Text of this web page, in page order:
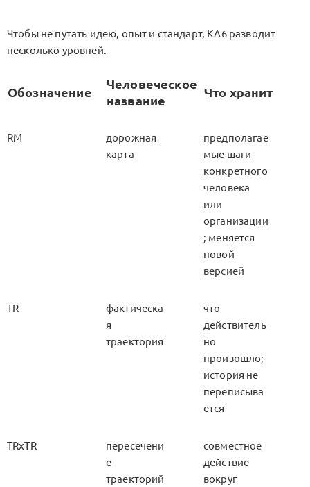
Чтобы не путать идею, опыт и стандарт, KA6 разводит
несколько уровней.
Обозначение
Человеческое
название
Что хранит
RM
дорожная
карта
предполагае
мые шаги
конкретного
человека
или
организации
; меняется
новой
версией
TR
фактическа
я
траектория
что
действитель
но
произошло;
история не
переписыва
ется
TRxTR
пересечени
е
траекторий
совместное
действие
вокруг